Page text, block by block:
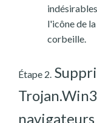
l'icône de
corbeille.
Étape 2.
navigateurs